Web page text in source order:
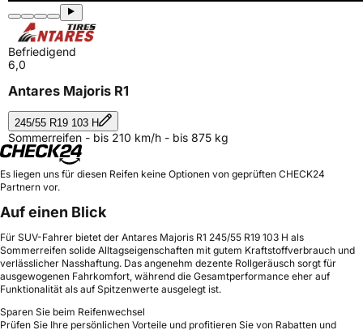
Befriedigend
6,0
Antares Majoris R1
245/55 R19 103 H
Sommerreifen - bis 210 km/h - bis 875 kg
Es liegen uns für diesen Reifen keine Optionen von geprüften CHECK24
Partnern vor.
Auf einen Blick
Für SUV-Fahrer bietet der Antares Majoris R1 245/55 R19 103 H als
Sommerreifen solide Alltagseigenschaften mit gutem Kraftstoffverbrauch und
verlässlicher Nasshaftung. Das angenehm dezente Rollgeräusch sorgt für
ausgewogenen Fahrkomfort, während die Gesamtperformance eher auf
Funktionalität als auf Spitzenwerte ausgelegt ist.
Sparen Sie beim Reifenwechsel
Prüfen Sie Ihre persönlichen Vorteile und profitieren Sie von Rabatten und